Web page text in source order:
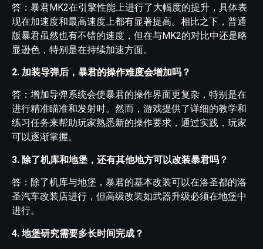
答：暴君MK2在引擎性能上进行了大幅度的提升，具体表
现在加速度和最高速度上都有显著提高。相比之下，普通
版暴君虽然也有不错的速度，但在与MK2的对比中还是略
显逊色，特别是在持续加速方面。
2. 加装导弹后，暴君的操作难度会增加吗？
答：增加导弹系统会使暴君的操作界面更复杂，特别是在
进行精准瞄准和发射时。然而，游戏提供了详细的教学和
练习任务来帮助玩家熟悉新的操作要求，通过实践，玩家
可以逐渐掌握。
3. 除了机库和地堡，还有其他地方可以改装暴君吗？
答：除了机库与地堡，暴君的基本改装可以在洛圣都的洛
圣汽车改装店进行，但高级改装如武器升级必须在地堡中
进行。
4. 地堡研究需要多长时间完成？